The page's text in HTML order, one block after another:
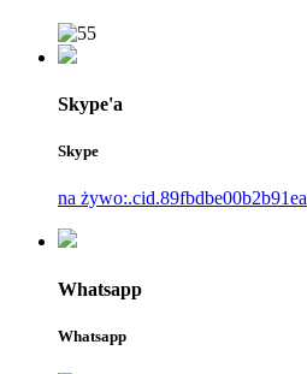
Skype'a
Skype
na żywo:.cid.89fbdbe00b2b91ea
Whatsapp
Whatsapp